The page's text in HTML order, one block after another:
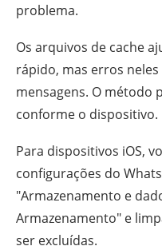
problema.
Os arquivos de cache
rápido, mas erros
mensagens. O método
conforme o dispositivo.
Para dispositivos iOS,
configurações do
"Armazenamento e
Armazenamento" e
ser excluídas.